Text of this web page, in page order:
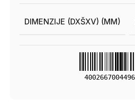
DIMENZIJE (DXŠXV) (MM)
4002667004496